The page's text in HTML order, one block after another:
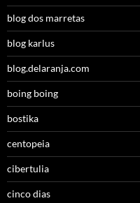
blog dos marretas
blog karlus
blog.delaranja.com
boing boing
bostika
centopeia
cibertulia
cinco dias